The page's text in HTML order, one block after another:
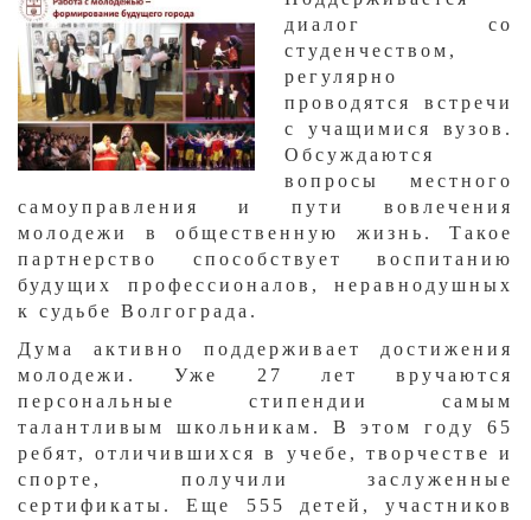
диалог со
студенчеством,
регулярно
проводятся встречи
с учащимися вузов.
Обсуждаются
вопросы местного
самоуправления и пути вовлечения
молодежи в общественную жизнь. Такое
партнерство способствует воспитанию
будущих профессионалов, неравнодушных
к судьбе Волгограда.​
​Дума активно поддерживает достижения
молодежи. Уже 27 лет вручаются
персональные стипендии самым
талантливым школьникам. В этом году 65
ребят, отличившихся в учебе, творчестве и
спорте, получили заслуженные
сертификаты. Еще 555 детей, участников